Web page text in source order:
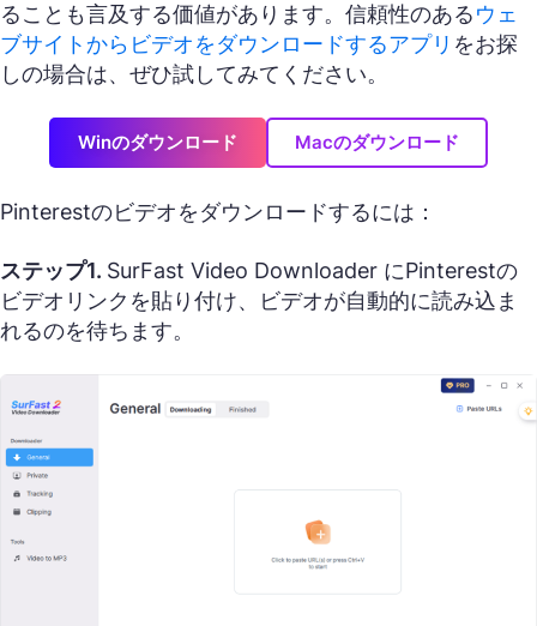
ることも言及する価値があります。信頼性のあるウェ
ブサイトからビデオをダウンロードするアプリ をお探
しの場合は、ぜひ試してみてください。
Winのダウンロード Macのダウンロード
Pinterestのビデオをダウンロードするには：
ステップ1. SurFast Video Downloader にPinterestの
ビデオリンクを貼り付け、ビデオが自動的に読み込ま
れるのを待ちます。